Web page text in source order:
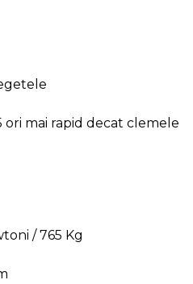
ori mai rapid decat clemele
/ 765 Kg